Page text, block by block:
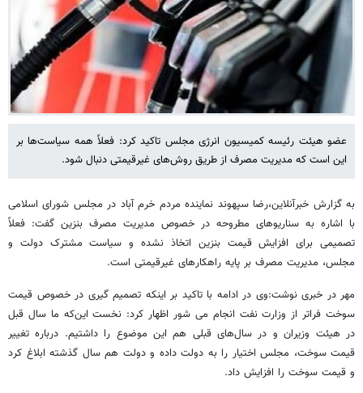
عضو هیئت رئیسه کمیسیون انرژی مجلس تاکید کرد: فعلاً همه سیاست‌ها بر
این است که مدیریت مصرف از طریق روش‌های غیرقیمتی دنبال شود.
به گزارش خبرآنلاین،رضا سپهوند نماینده مردم خرم آباد در مجلس شورای اسلامی
با اشاره به سناریوهای مطروحه در خصوص مدیریت مصرف بنزین گفت: فعلاً
تصمیمی برای افزایش قیمت بنزین اتخاذ نشده و سیاست مشترک دولت و
مجلس، مدیریت مصرف بر پایه راهکارهای غیرقیمتی است.
مهر در خبری نوشت:وی در ادامه با تاکید بر اینکه تصمیم گیری در خصوص قیمت
سوخت فراتر از وزارت نفت انجام می شور اظهار کرد: نخست این‌که ما سال قبل
در هیئت وزیران و در سال‌های قبلی هم این موضوع را داشتیم. درباره تغییر
قیمت سوخت، مجلس اختیار را به دولت داده و دولت هم سال گذشته ابلاغ کرد
و قیمت سوخت را افزایش داد.